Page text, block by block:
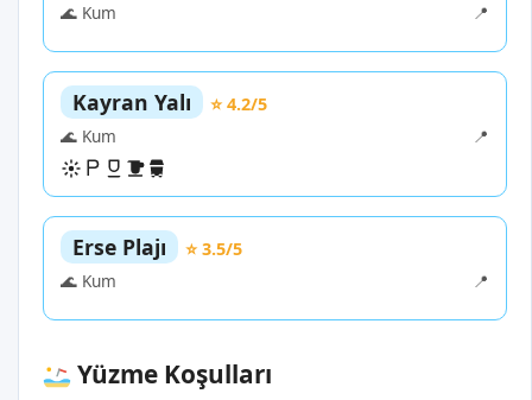
🌊 Kum
📍
Kayran Yalı
⭐ 4.2/5
🌊 Kum
📍
Erse Plajı
⭐ 3.5/5
🌊 Kum
📍
Yüzme Koşulları